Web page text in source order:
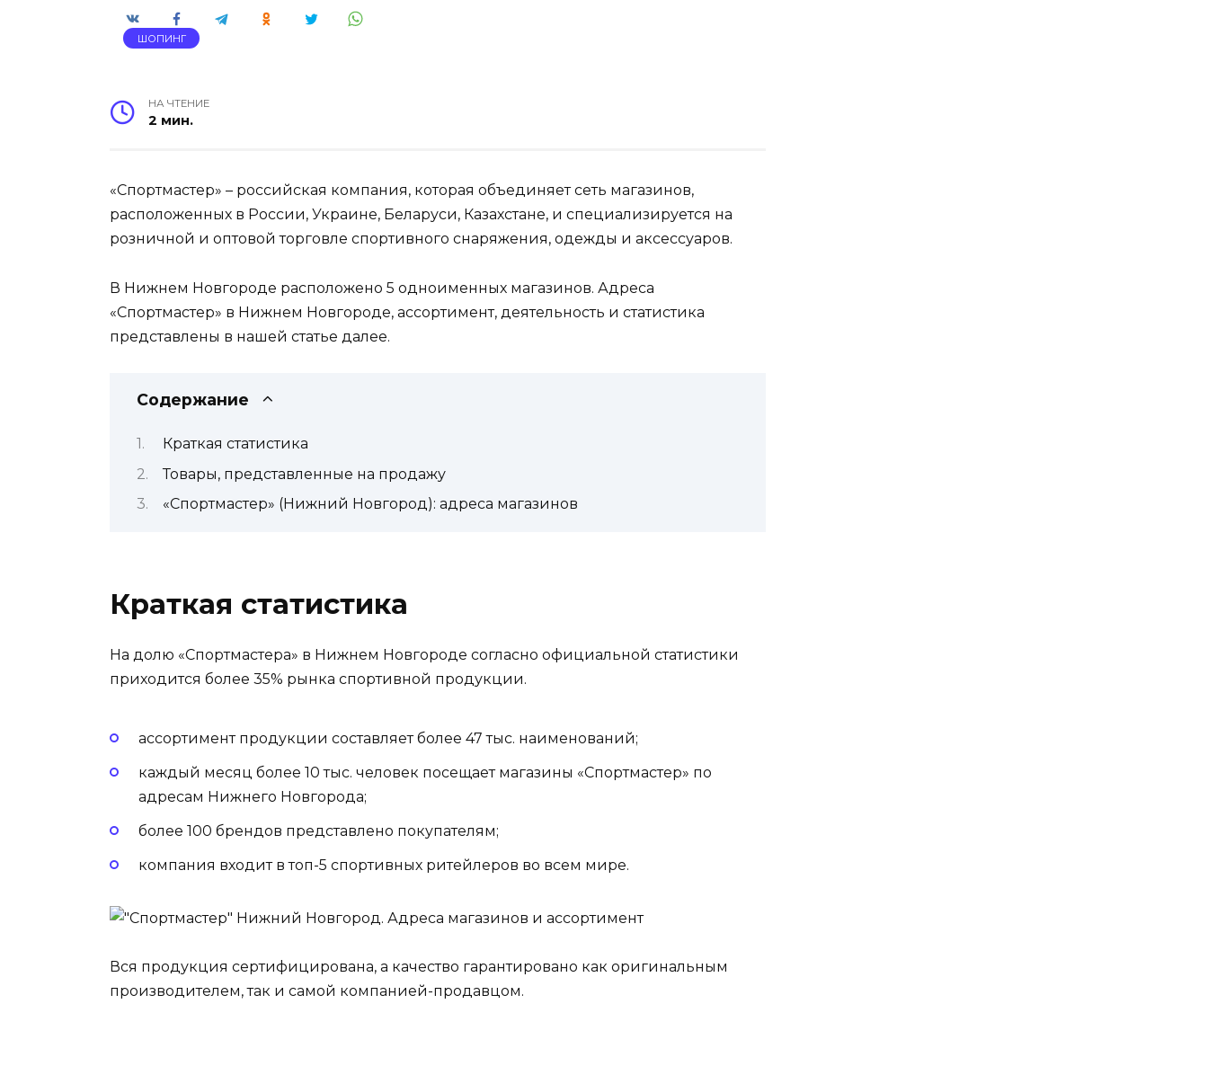
ШОПИНГ
НА ЧТЕНИЕ
2 мин.
«Спортмастер» – российская компания, которая объединяет сеть магазинов,
расположенных в России, Украине, Беларуси, Казахстане, и специализируется на
розничной и оптовой торговле спортивного снаряжения, одежды и аксессуаров.
В Нижнем Новгороде расположено 5 одноименных магазинов. Адреса
«Спортмастер» в Нижнем Новгороде, ассортимент, деятельность и статистика
представлены в нашей статье далее.
Содержание
Краткая статистика
Товары, представленные на продажу
«Спортмастер» (Нижний Новгород): адреса магазинов
Краткая статистика
На долю «Спортмастера» в Нижнем Новгороде согласно официальной статистики
приходится более 35% рынка спортивной продукции.
ассортимент продукции составляет более 47 тыс. наименований;
каждый месяц более 10 тыс. человек посещает магазины «Спортмастер» по
адресам Нижнего Новгорода;
более 100 брендов представлено покупателям;
компания входит в топ-5 спортивных ритейлеров во всем мире.
Вся продукция сертифицирована, а качество гарантировано как оригинальным
производителем, так и самой компанией-продавцом.